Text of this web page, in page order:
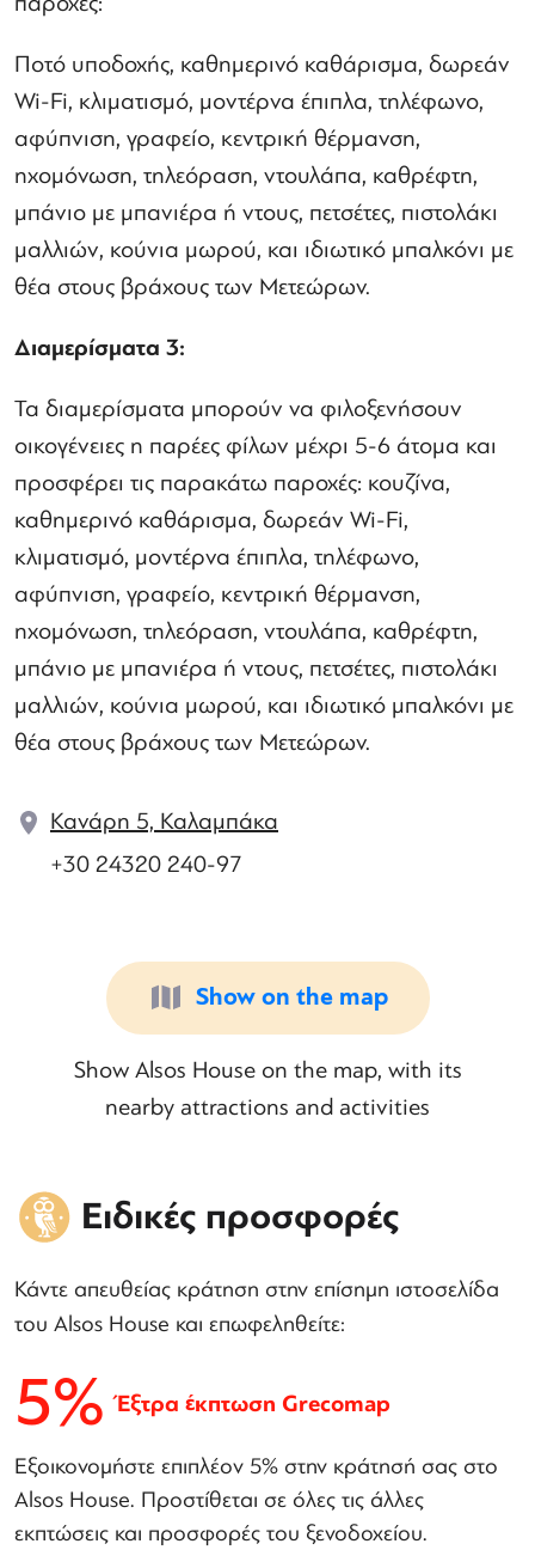
Ποτό υποδοχής, καθημερινό καθάρισμα, δωρεάν
Wi-Fi, κλιματισμό, μοντέρνα έπιπλα, τηλέφωνο,
αφύπνιση, γραφείο, κεντρική θέρμανση,
ηχομόνωση, τηλεόραση, ντουλάπα, καθρέφτη,
μπάνιο με μπανιέρα ή ντους, πετσέτες, πιστολάκι
μαλλιών, κούνια μωρού, και ιδιωτικό μπαλκόνι με
θέα στους βράχους των Μετεώρων.
Διαμερίσματα 3:
Τα διαμερίσματα μπορούν να φιλοξενήσουν
οικογένειες η παρέες φίλων μέχρι 5-6 άτομα και
προσφέρει τις παρακάτω παροχές: κουζίνα,
καθημερινό καθάρισμα, δωρεάν Wi-Fi,
κλιματισμό, μοντέρνα έπιπλα, τηλέφωνο,
αφύπνιση, γραφείο, κεντρική θέρμανση,
ηχομόνωση, τηλεόραση, ντουλάπα, καθρέφτη,
μπάνιο με μπανιέρα ή ντους, πετσέτες, πιστολάκι
μαλλιών, κούνια μωρού, και ιδιωτικό μπαλκόνι με
θέα στους βράχους των Μετεώρων.
Κανάρη 5, Καλαμπάκα
+30 24320 240-97
Show on the map
Show Alsos House on the map, with its
nearby attractions and activities
Ειδικές προσφορές
Κάντε απευθείας κράτηση στην επίσημη ιστοσελίδα
του Alsos House και επωφεληθείτε:
5% Έξτρα έκπτωση Grecomap
Εξοικονομήστε επιπλέον 5% στην κράτησή σας στο
Alsos House. Προστίθεται σε όλες τις άλλες
εκπτώσεις και προσφορές του ξενοδοχείου.